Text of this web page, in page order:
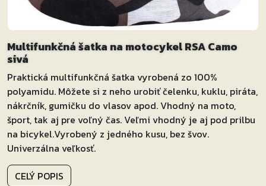
Multifunkčná šatka na motocykel RSA Camo
sivá
Praktická multifunkčná šatka vyrobená zo 100%
polyamidu. Môžete si z neho urobiť čelenku, kuklu, piráta,
nákrčník, gumičku do vlasov apod. Vhodný na moto,
šport, tak aj pre voľný čas. Veľmi vhodný je aj pod prilbu
na bicykel.Vyrobený z jedného kusu, bez švov.
Univerzálna veľkosť.
CELÝ POPIS